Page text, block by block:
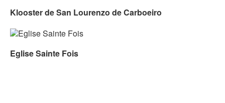
Klooster de San Lourenzo de Carboeiro
Eglise Sainte Fois